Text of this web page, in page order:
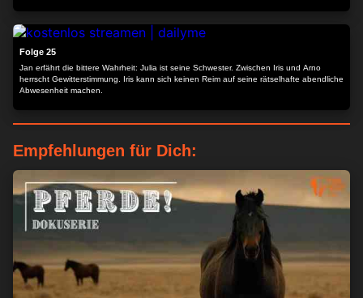
Folge 25
Jan erfährt die bittere Wahrheit: Julia ist seine Schwester. Zwischen Iris und Arno
herrscht Gewitterstimmung. Iris kann sich keinen Reim auf seine rätselhafte abendliche
Abwesenheit machen.
Empfehlungen für Dich: